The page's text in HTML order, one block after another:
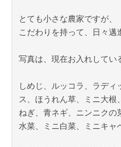
綺麗に整えられた葉物野菜
百貨店におろす野菜以上の
とのお言葉をいただくこと
ギフトにご利用いただいた
大変好評を頂いております
とても小さな農家ですが、
こだわりを持って、日々邁
写真は、現在お入れしてい
しめじ、ルッコラ、ラディ
ス、ほうれん草、ミニ大根
ねぎ、青ネギ、ニンニクの
水菜、ミニ白菜、ミニキャ